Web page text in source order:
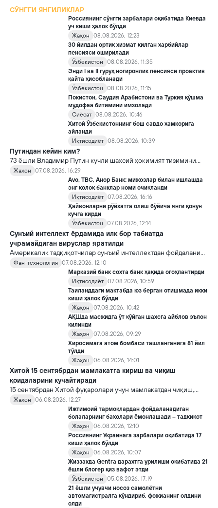
СЎНГГИ ЯНГИЛИКЛАР
Россиянинг сўнгги зарбалари оқибатида Киевда
уч киши ҳалок бўлди
Жаҳон
08.08.2026, 12:23
30 йилдан ортиқ хизмат қилган ҳарбийлар
пенсияси оширилади
Ўзбекистон
08.08.2026, 11:35
Энди I ва II гуруҳ ногиронлик пенсияси проактив
қайта ҳисобланади
Ўзбекистон
08.08.2026, 11:15
Покистон, Саудия Арабистони ва Туркия қўшма
мудофаа битимини имзолади
Сиёсат 08.08.2026, 10:46
Хитой Ўзбекистоннинг бош савдо ҳамкорига
айланди
Иқтисодиёт 08.08.2026, 10:39
Путиндан кейин ким?
73 ёшли Владимир Путин кучли шахсий ҳокимият тизимини
яратди, аммо ундан кейин ким келиши ва ҳокимиятни
топшириш механизми ҳали ноаниқ. Таҳлилчилар фикрича, бу
Кремлда ворислик жангига олиб келиши мумкин.
Жаҳон
07.08.2026, 16:29
Avo, TBC, Анор Банк: мижозлар билан ишлашда
энг қолоқ банклар номи очиқланди
Иқтисодиёт 07.08.2026, 16:16
Ҳайвонларни рўйхатга олиш бўйича янги қонун
кучга кирди
Ўзбекистон
07.08.2026, 12:14
Сунъий интеллект ёрдамида илк бор табиатда
учрамайдиган вируслар яратилди
Америкалик тадқиқотчилар сунъий интеллектдан фойдаланиб
16 та вирус яратди. Бу кашфиёт янги ютуқларга умид уйғотиш
билан бирга, ундан нотўғри мақсадда фойдаланиш борасидаги
хавотирларни ҳам кучайтирмоқда.
Фан-технология 07.08.2026, 12:10
Марказий банк сохта банк ҳақида огоҳлантирди
Иқтисодиёт 07.08.2026, 10:59
Таиланддаги мактабда юз берган отишмада икки
киши ҳалок бўлди
Жаҳон
07.08.2026, 10:42
АҚШда масжидга ўт қўйган шахсга айблов эълон
қилинди
Жаҳон
07.08.2026, 09:29
Хиросимага атом бомбаси ташланганига 81 йил
тўлди
Жаҳон
06.08.2026, 14:01
Хитой 15 сентябрдан мамлакатга кириш ва чиқиш
қоидаларини кучайтиради
15 сентябрдан Хитой фуқаролари учун мамлакатдан чиқиш,
хорижликлар учун эса Хитойга кириш тартиби бўйича янги
қоидалар кучга киради.
Жаҳон
06.08.2026, 12:27
Ижтимоий тармоқлардан фойдаланадиган
болаларнинг баҳолари ёмонлашади – тадқиқот
Жаҳон
06.08.2026, 12:10
Россиянинг Украинага зарбалари оқибатида 17
киши ҳалок бўлди
Жаҳон
06.08.2026, 10:07
Жиззахда Gentra дарахтга урилиши оқибатида 21
ёшли блогер қиз вафот этди
Ўзбекистон
05.08.2026, 17:19
21 ёшли учувчи носоз самолётни
автомагистралга қўндириб, фожианинг олдини
олди